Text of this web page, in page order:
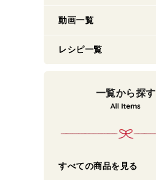
動画一覧
レシピ一覧
一覧から探す
すべての商品を見る